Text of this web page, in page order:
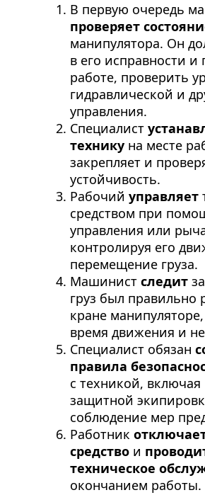
В первую очередь
проверяет
манипулятора. Он
в его исправности и
работе, проверить
гидравлической и
управления.
Специалист
техникуна месте
закрепляет и
устойчивость.
Рабочий управляет
средством при
управления или
контролируя его
перемещение груза.
Машинист следит
груз был правильно
кране
время движения и
Специалист обязан
правила
с техникой,
защитной
соблюдение мер
Работник
средствои
техническое
окончанием работы.